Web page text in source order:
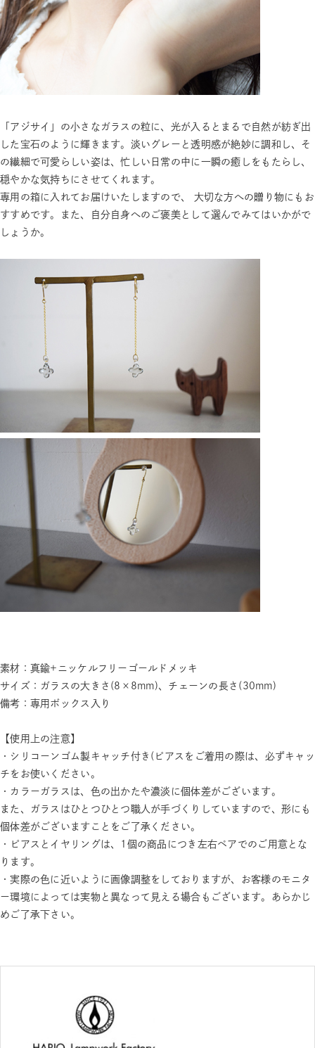
「アジサイ」の小さなガラスの粒に、光が入るとまるで自然が紡ぎ出
した宝石のように輝きます。淡いグレーと透明感が絶妙に調和し、そ
の繊細で可愛らしい姿は、忙しい日常の中に一瞬の癒しをもたらし、
穏やかな気持ちにさせてくれます。
専用の箱に入れてお届けいたしますので、 大切な方への贈り物にもお
すすめです。また、自分自身へのご褒美として選んでみてはいかがで
しょうか。
素材：真鍮+ニッケルフリーゴールドメッキ
サイズ：ガラスの大きさ(8×8mm)、チェーンの長さ(30mm)
備考：専用ボックス入り
【使用上の注意】
・シリコーンゴム製キャッチ付き(ピアスをご着用の際は、必ずキャッ
チをお使いください。
・カラーガラスは、色の出かたや濃淡に個体差がございます。
また、ガラスはひとつひとつ職人が手づくりしていますので、形にも
個体差がございますことをご了承ください。
・ピアスとイヤリングは、1個の商品につき左右ペアでのご用意とな
ります。
・実際の色に近いように画像調整をしておりますが、お客様のモニタ
ー環境によっては実物と異なって見える場合もございます。あらかじ
めご了承下さい。